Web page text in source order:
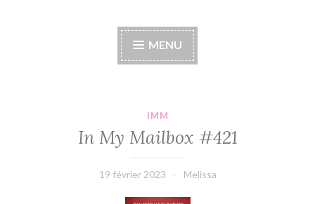
Games Of Books
MENU
IMM
In My Mailbox #421
19 février 2023 Melissa